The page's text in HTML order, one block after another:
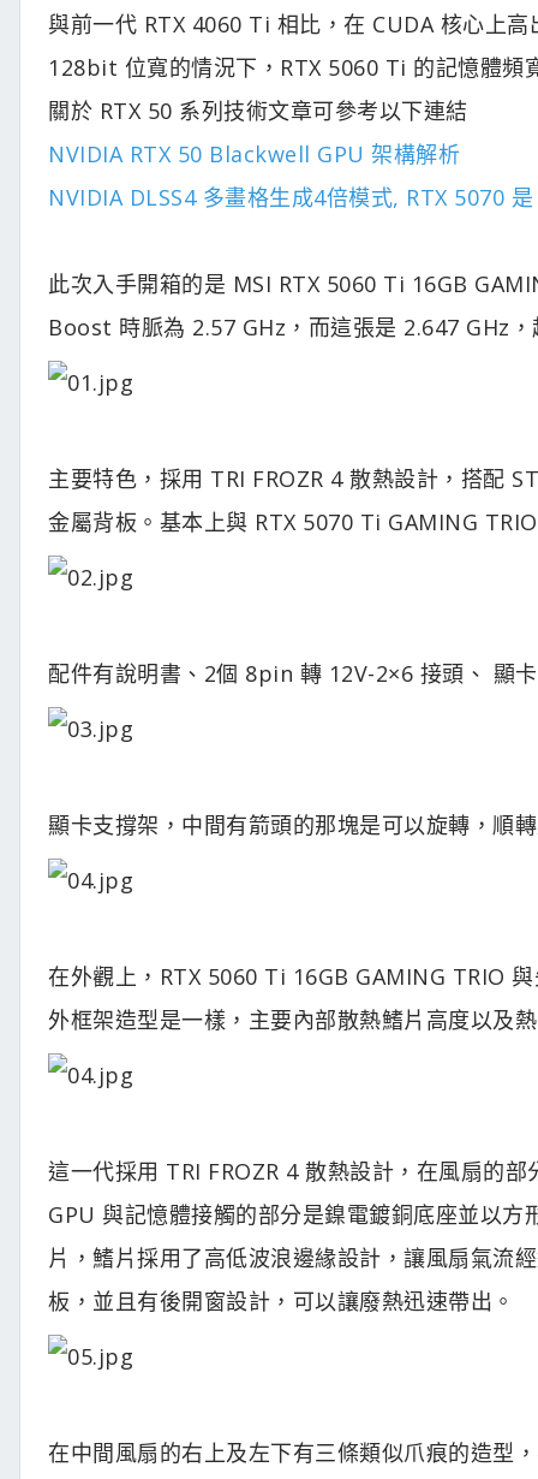
與前一代 RTX 4060 Ti 相比，在 CUDA 核心上
128bit 位寬的情況下，RTX 5060 Ti 的記憶體
關於 RTX 50 系列技術文章可參考以下連結
NVIDIA RTX 50 Blackwell GPU 架構解析
NVIDIA DLSS4 多畫格生成4倍模式, RTX 5070
此次入手開箱的是 MSI RTX 5060 Ti 16GB
Boost 時脈為 2.57 GHz，而這張是 2.647 GHz
主要特色，採用 TRI FROZR 4 散熱設計，搭配
金屬背板。基本上與 RTX 5070 Ti GAMING
配件有說明書、2個 8pin 轉 12V-2×6 接頭、 顯
顯卡支撐架，中間有箭頭的那塊是可以旋轉，順
在外觀上，RTX 5060 Ti 16GB GAMING TRIO
外框架造型是一樣，主要內部散熱鰭片高度以及
這一代採用 TRI FROZR 4 散熱設計，在風扇的
GPU 與記憶體接觸的部分是鎳電鍍銅底座並以
片，鰭片採用了高低波浪邊緣設計，讓風扇氣流
板，並且有後開窗設計，可以讓廢熱迅速帶出。
在中間風扇的右上及左下有三條類似爪痕的造型